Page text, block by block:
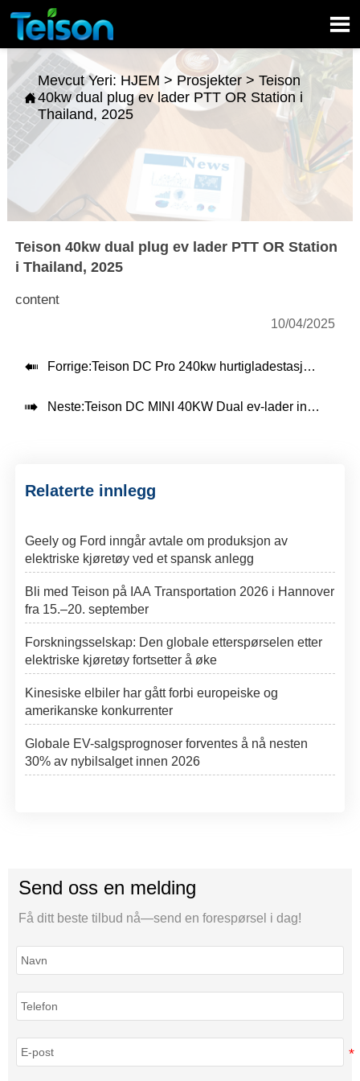


Mevcut Yeri: HJEM > Prosjekter> Teison
40kw dual plug ev lader PTT OR Station i
Thailand, 2025
Teison 40kw dual plug ev lader PTT OR Station
i Thailand, 2025
content
10/04/2025
 Forrige:Teison DC Pro 240kw hurtigladestasjon i Thailand,2025
 Neste:Teison DC MINI 40KW Dual ev-lader installert i Irak，2025
Relaterte innlegg
Geely og Ford inngår avtale om produksjon av
elektriske kjøretøy ved et spansk anlegg
Bli med Teison på IAA Transportation 2026 i Hannover
fra 15.–20. september
Forskningsselskap: Den globale etterspørselen etter
elektriske kjøretøy fortsetter å øke
Kinesiske elbiler har gått forbi europeiske og
amerikanske konkurrenter
Globale EV-salgsprognoser forventes å nå nesten
30% av nybilsalget innen 2026
Send oss en melding
Få ditt beste tilbud nå—send en forespørsel i dag!